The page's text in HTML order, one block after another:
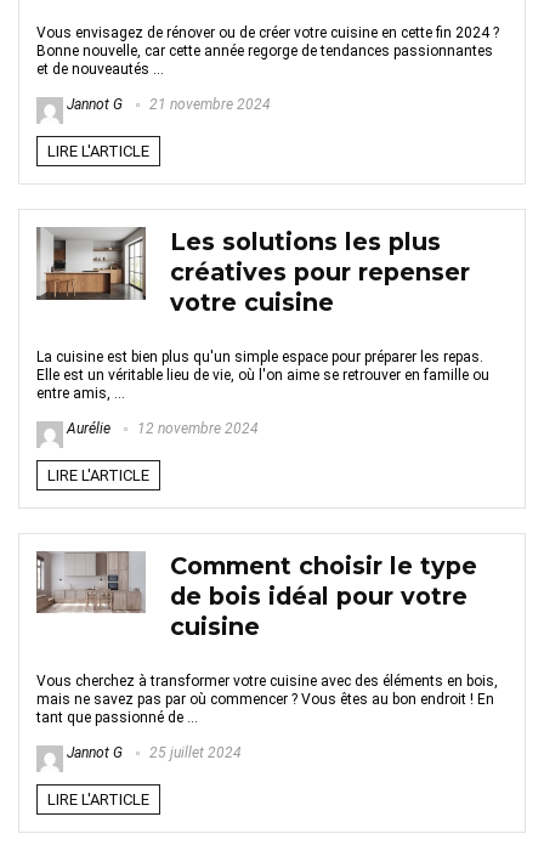
Vous envisagez de rénover ou de créer votre cuisine en cette fin 2024 ?
Bonne nouvelle, car cette année regorge de tendances passionnantes
et de nouveautés ...
Jannot G 21 novembre 2024
LIRE L'ARTICLE
Les solutions les plus
créatives pour repenser
votre cuisine
La cuisine est bien plus qu'un simple espace pour préparer les repas.
Elle est un véritable lieu de vie, où l'on aime se retrouver en famille ou
entre amis, ...
Aurélie 12 novembre 2024
LIRE L'ARTICLE
Comment choisir le type
de bois idéal pour votre
cuisine
Vous cherchez à transformer votre cuisine avec des éléments en bois,
mais ne savez pas par où commencer ? Vous êtes au bon endroit ! En
tant que passionné de ...
Jannot G 25 juillet 2024
LIRE L'ARTICLE